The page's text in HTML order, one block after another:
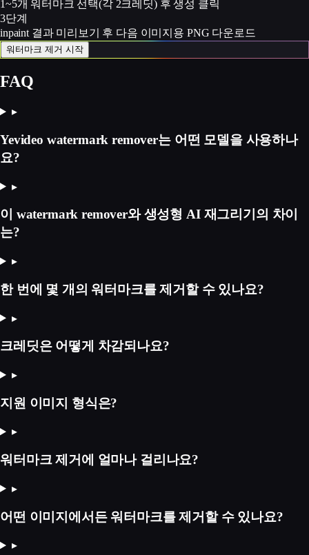
1~5개 워터마크 선택(각 2크레딧) 후 생성 클릭
3단계
inpaint 결과 미리보기 후 다음 이미지용 PNG 다운로드
워터마크 제거 시작
FAQ
▸
Yevideo watermark remover는 어떤 모델을 사용하나
요?
▸
이 watermark remover와 생성형 AI 재그리기의 차이
는?
▸
한 번에 몇 개의 워터마크를 제거할 수 있나요?
▸
크레딧은 어떻게 차감되나요?
▸
지원 이미지 형식은?
▸
워터마크 제거에 얼마나 걸리나요?
▸
어떤 이미지에서든 워터마크를 제거할 수 있나요?
▸